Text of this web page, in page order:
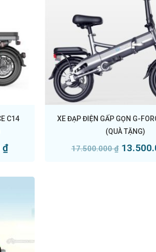
C14
₫
XE ĐẠP ĐIỆN GẤP GỌN G-
(QUÀ TẶNG)
17.500.000₫